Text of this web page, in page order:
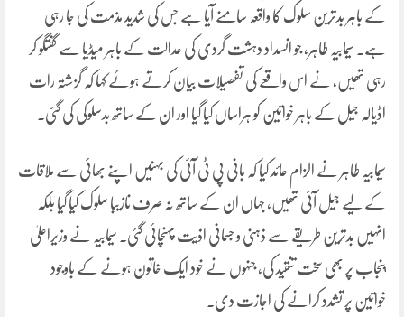
کے باہر بدترین سلوک کا واقعہ سامنے آیا ہے جس کی شدید مذمت کی جا رہی
ہے۔ سیمابیہ طاہر، جو انسداد دہشت گردی کی عدالت کے باہر میڈیا سے گفتگو کر
رہی تھیں، نے اس واقعے کی تفصیلات بیان کرتے ہوئے کہا کہ گزشتہ رات
اڈیالہ جیل کے باہر خواتین کو ہراساں کیا گیا اور ان کے ساتھ بدسلوکی کی گئی۔
سیمابیہ طاہر نے الزام عائد کیا کہ بانی پی ٹی آئی کی بہنیں اپنے بھائی سے ملاقات
کے لیے جیل آئی تھیں، جہاں ان کے ساتھ نہ صرف نازیبا سلوک کیا گیا بلکہ
انہیں بدترین طریقے سے ذہنی و جسمانی اذیت پہنچائی گئی۔ سیمابیہ نے وزیراعلیٰ
پنجاب پر بھی سخت تنقید کی، جنہوں نے خود ایک خاتون ہونے کے باوجود
خواتین پر تشدد کرانے کی اجازت دی۔